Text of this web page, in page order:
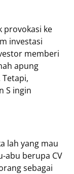
provokasi ke
investasi
memberi
apung
S ingin
lah yang mau
abu berupa CV
sebagai